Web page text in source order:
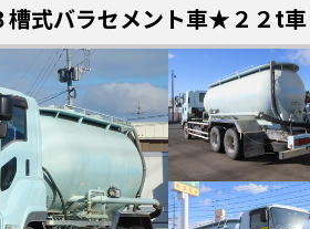
脱着式コンテナ車 高所作業車
糞尿車 粉粒体運搬車
ローリー 家畜運搬車
式バラセメント車★２２t車